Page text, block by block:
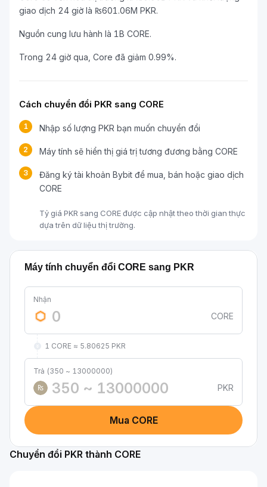
giao dịch 24 giờ là ₨601.06M PKR.
Nguồn cung lưu hành là 1B CORE.
Trong 24 giờ qua, Core đã giảm 0.99%.
Cách chuyển đổi PKR sang CORE
1 Nhập số lượng PKR bạn muốn chuyển đổi
2 Máy tính sẽ hiển thị giá trị tương đương bằng CORE
3
Đăng ký tài khoản Bybit để mua, bán hoặc giao dịch
CORE
Tỷ giá PKR sang CORE được cập nhật theo thời gian thực
dựa trên dữ liệu thị trường.
Máy tính chuyển đổi CORE sang PKR
Nhận
CORE
1 CORE ≈ 5.80625 PKR
Trả (350 ~ 13000000)
₨
PKR
Mua CORE
Chuyển đổi PKR thành CORE